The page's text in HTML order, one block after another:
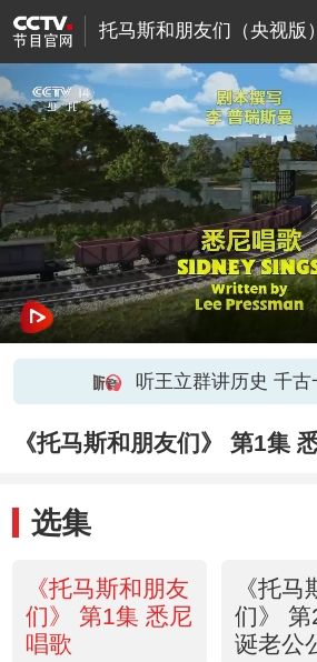
托马斯和朋友们（央视版）
听王立群讲历史 千古
《托马斯和朋友们》 第1集
选集
《托马斯和朋友
们》 第1集 悉尼
唱歌
《托
们》 第
诞老公